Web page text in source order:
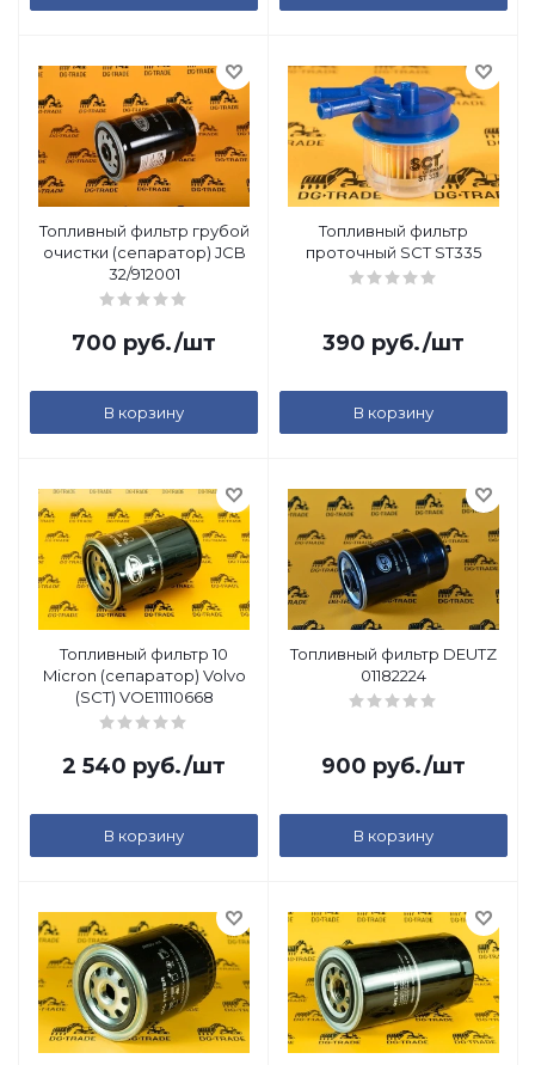
Топливный фильтр грубой
очистки (сепаратор) JCB
32/912001
700 руб./шт
В корзину
Топливный фильтр
проточный SCT ST335
390 руб./шт
В корзину
Топливный фильтр 10
Micron (сепаратор) Volvo
(SCT) VOE11110668
2 540 руб./шт
В корзину
Топливный фильтр DEUTZ
01182224
900 руб./шт
В корзину